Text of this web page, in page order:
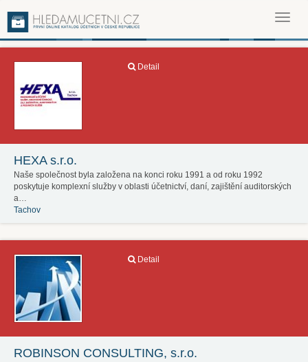
Detail
HEXA s.r.o.
Naše společnost byla založena na konci roku 1991 a od roku 1992
poskytuje komplexní služby v oblasti účetnictví, daní, zajištění auditorských
a…
Tachov
Detail
ROBINSON CONSULTING, s.r.o.